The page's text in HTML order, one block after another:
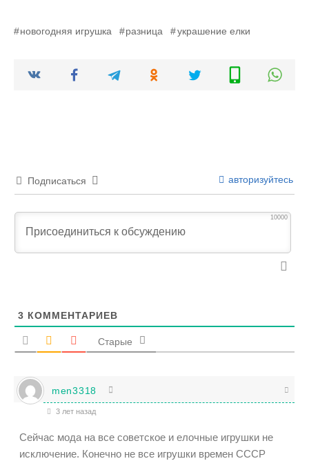
новогодняя игрушка разница украшение елки
Подписаться авторизуйтесь
10000
3 КОММЕНТАРИЕВ
Старые
men3318
3 лет назад
Сейчас мода на все советское и елочные игрушки не
исключение. Конечно не все игрушки времен СССР